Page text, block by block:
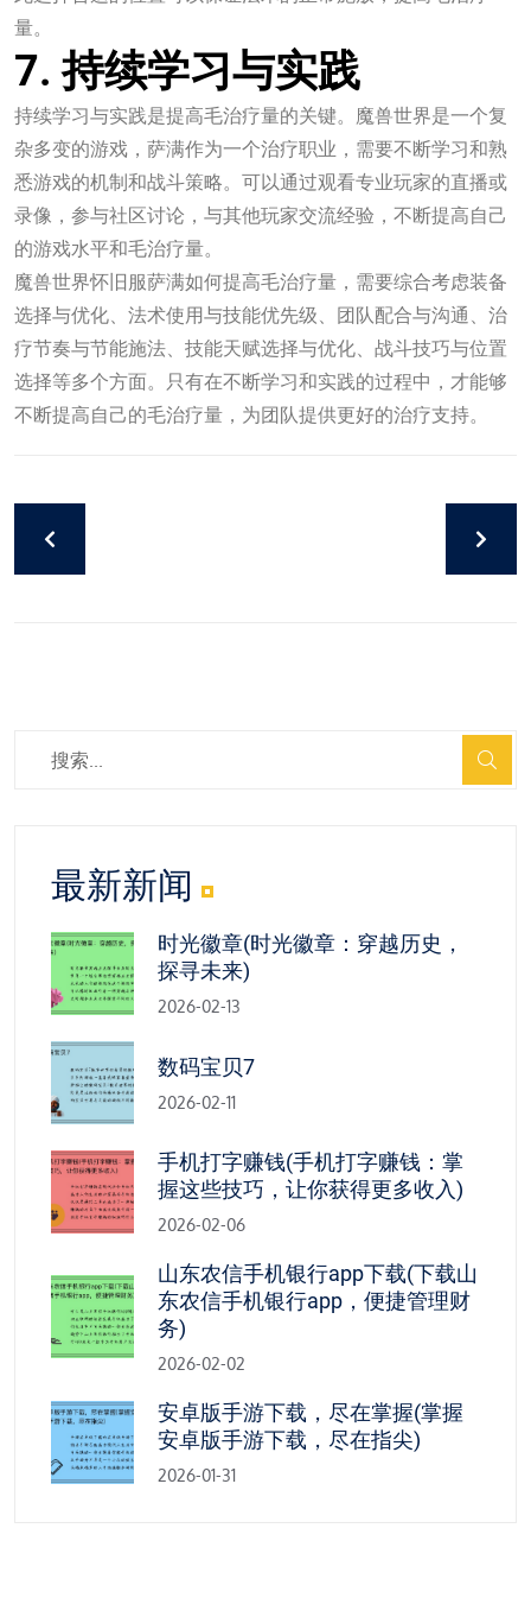
量。
7. 持续学习与实践
持续学习与实践是提高毛治疗量的关键。魔兽世界是一个复
杂多变的游戏，萨满作为一个治疗职业，需要不断学习和熟
悉游戏的机制和战斗策略。可以通过观看专业玩家的直播或
录像，参与社区讨论，与其他玩家交流经验，不断提高自己
的游戏水平和毛治疗量。
魔兽世界怀旧服萨满如何提高毛治疗量，需要综合考虑装备
选择与优化、法术使用与技能优先级、团队配合与沟通、治
疗节奏与节能施法、技能天赋选择与优化、战斗技巧与位置
选择等多个方面。只有在不断学习和实践的过程中，才能够
不断提高自己的毛治疗量，为团队提供更好的治疗支持。
最新新闻
时光徽章(时光徽章：穿越历史，
探寻未来)
2026-02-13
数码宝贝7
2026-02-11
手机打字赚钱(手机打字赚钱：掌
握这些技巧，让你获得更多收入)
2026-02-06
山东农信手机银行app下载(下载山
东农信手机银行app，便捷管理财
务)
2026-02-02
安卓版手游下载，尽在掌握(掌握
安卓版手游下载，尽在指尖)
2026-01-31